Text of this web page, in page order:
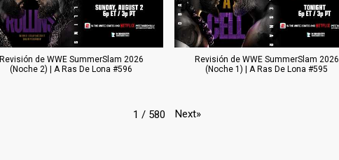
Revisión de WWE SummerSlam 2026
(Noche 2) | A Ras De Lona #596
Revisión de WWE SummerSlam 2026
(Noche 1) | A Ras De Lona #595
1 / 580 Next»